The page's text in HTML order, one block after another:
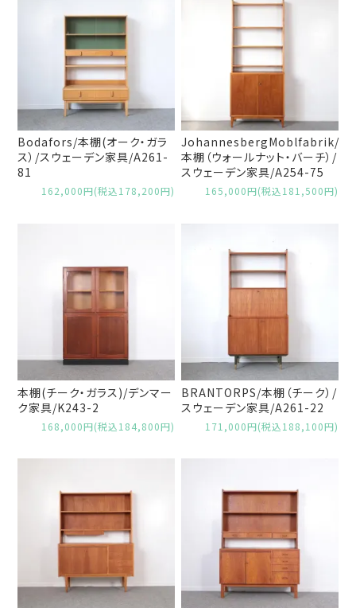
Bodafors/本棚(オーク・ガラ
ス）/スウェーデン家具/A261-
81
162,000円(税込178,200円)
JohannesbergMoblfabrik/
本棚（ウォールナット・バーチ）/
スウェーデン家具/A254-75
165,000円(税込181,500円)
本棚(チーク・ガラス)/デンマー
ク家具/K243-2
168,000円(税込184,800円)
BRANTORPS/本棚（チーク）/
スウェーデン家具/A261-22
171,000円(税込188,100円)